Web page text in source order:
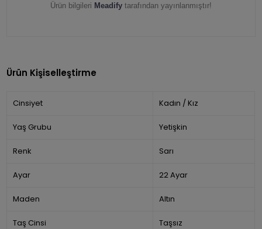
Ürün bilgileri Meadify tarafından yayınlanmıştır!
Ürün Kişiselleştirme
Cinsiyet Kadın / Kız
Yaş Grubu Yetişkin
Renk Sarı
Ayar 22 Ayar
Maden Altın
Taş Cinsi Taşsız